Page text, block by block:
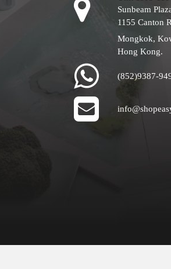
Sunbeam
1155 Canton
Mongkok,
Hong Kong.
(852)9387-